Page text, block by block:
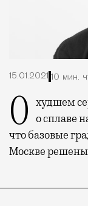
15.01.2021 10 мин.
О худшем сервисе в мире — ГБУ «Жилищник», о сплаве
что базовые
Москве